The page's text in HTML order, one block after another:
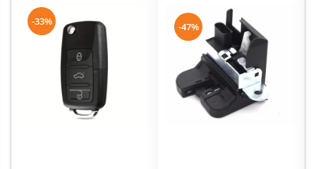
-33% -47%